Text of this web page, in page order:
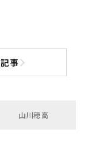
事
次の記事へ
山川穂高